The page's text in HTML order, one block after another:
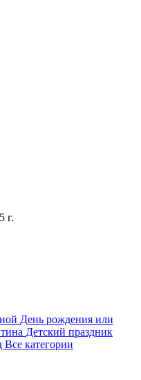
г.
День рождения или
Детский праздник
Все категории